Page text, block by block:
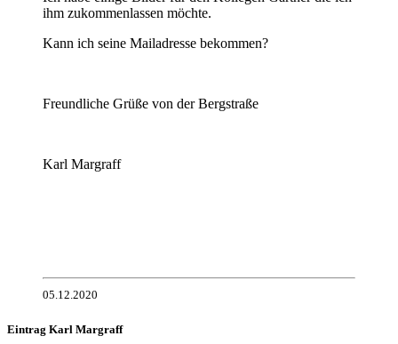
ihm zukommenlassen möchte.
Kann ich seine Mailadresse bekommen?
Freundliche Grüße von der Bergstraße
Karl Margraff
05.12.2020
Eintrag Karl Margraff